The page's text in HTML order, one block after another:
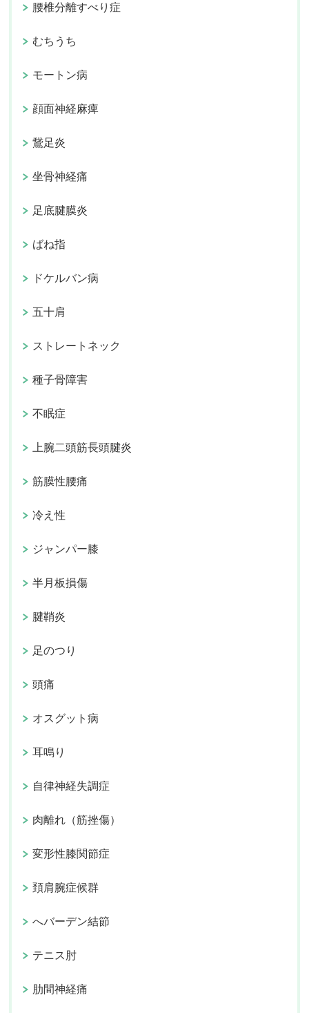
腰椎分離すべり症
むちうち
モートン病
顔面神経麻痺
鵞足炎
坐骨神経痛
足底腱膜炎
ばね指
ドケルバン病
五十肩
ストレートネック
種子骨障害
不眠症
上腕二頭筋長頭腱炎
筋膜性腰痛
冷え性
ジャンパー膝
半月板損傷
腱鞘炎
足のつり
頭痛
オスグット病
耳鳴り
自律神経失調症
肉離れ（筋挫傷）
変形性膝関節症
頚肩腕症候群
へバーデン結節
テニス肘
肋間神経痛